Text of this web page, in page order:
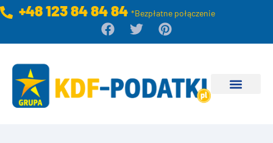
+48 123 84 84 84*Bezpłatne połączenie